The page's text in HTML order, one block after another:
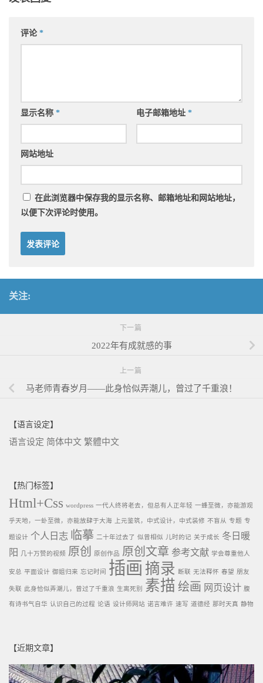
评论 *
显示名称 * 电子邮箱地址 *
网站地址
在此浏览器中保存我的显示名称、邮箱地址和网站地址，
以便下次评论时使用。
关注:
下一篇
2022年有成就感的事
上一篇
马老师青春岁月——此身恰似弄潮儿，曾过了千重浪！
【语言设定】
语言设定 简体中文 繁體中文
【热门标签】
Html+Css wordpress 一代人终将老去，但总有人正年轻 一蜂至微，亦能游观
乎天地，一虲至微，亦能放肆于大海 上元鉴筑，中式设计，中式装修 不盲从 专题 专
题设计 个人日志 临摹 二十年过去了 似曾相似 儿时的记 关于成长 冬日暖
阳
几十万赞的视频 原创 原创作品 原创文章 参考文献 学会尊重他人
安总 平面设计 御姐归来 忘记时间 插画 摘录 断联 无法释怀 春望 朋友
失联 此身恰似弄潮儿，曾过了千重浪 生离死别 素描 绘画 网页设计 腹
有诗书气自华 认识自己的过程 论语 设计师网站 诺言难许 速写 道德经 那时天真 静物
【近期文章】